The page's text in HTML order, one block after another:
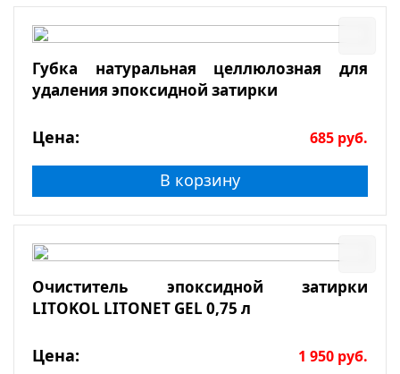
Губка натуральная целлюлозная для
удаления эпоксидной затирки
Цена: 685 руб.
В корзину
Очиститель эпоксидной затирки
LITOKOL LITONET GEL 0,75 л
Цена: 1 950 руб.